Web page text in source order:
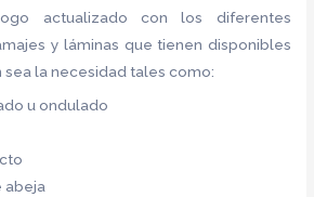
actualizado con los diferentes
y láminas que tienen disponibles
la necesidad tales como:
u ondulado
abeja